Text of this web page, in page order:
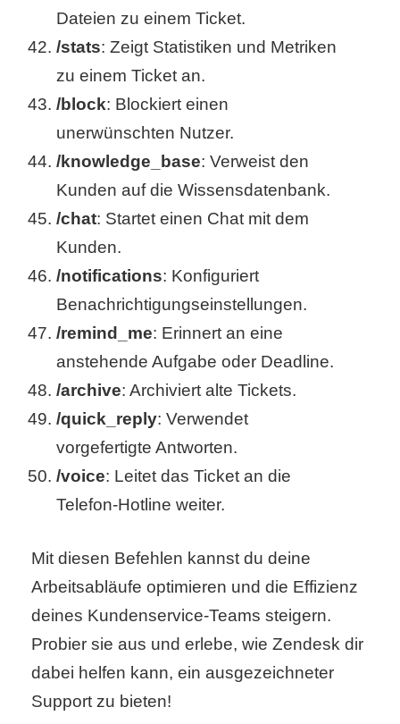
Dateien zu einem Ticket.
/stats: Zeigt Statistiken und Metriken
zu einem Ticket an.
/block: Blockiert einen
unerwünschten Nutzer.
/knowledge_base: Verweist den
Kunden auf die Wissensdatenbank.
/chat: Startet einen Chat mit dem
Kunden.
/notifications: Konfiguriert
Benachrichtigungseinstellungen.
/remind_me: Erinnert an eine
anstehende Aufgabe oder Deadline.
/archive: Archiviert alte Tickets.
/quick_reply: Verwendet
vorgefertigte Antworten.
/voice: Leitet das Ticket an die
Telefon-Hotline weiter.
Mit diesen Befehlen kannst du deine
Arbeitsabläufe optimieren und die Effizienz
deines Kundenservice-Teams steigern.
Probier sie aus und erlebe, wie Zendesk dir
dabei helfen kann, ein ausgezeichneter
Support zu bieten!